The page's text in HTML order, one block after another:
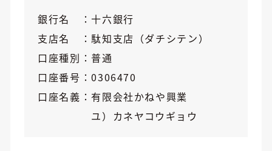
銀行名
十六銀行
支店名
駄知支店（ダチシテン）
口座種別
普通
口座番号
0306470
口座名義
有限会社かねや興業
ユ）カネヤコウギョウ